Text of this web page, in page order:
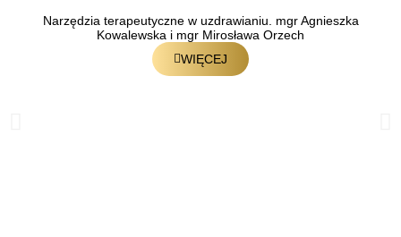
Narzędzia terapeutyczne w uzdrawianiu. mgr Agnieszka
Kowalewska i mgr Mirosława Orzech
WIĘCEJ